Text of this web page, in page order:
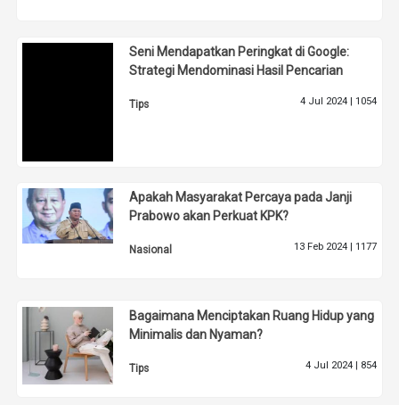
Seni Mendapatkan Peringkat di Google:
Strategi Mendominasi Hasil Pencarian
Tips 4 Jul 2024 | 1054
Apakah Masyarakat Percaya pada Janji
Prabowo akan Perkuat KPK?
Nasional 13 Feb 2024 | 1177
Bagaimana Menciptakan Ruang Hidup yang
Minimalis dan Nyaman?
Tips 4 Jul 2024 | 854